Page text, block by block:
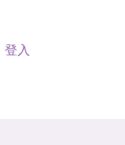
登入